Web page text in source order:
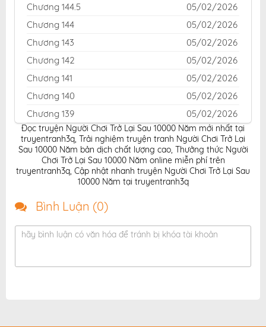
Chương 144.5
05/02/2026
Chương 144
05/02/2026
Chương 143
05/02/2026
Chương 142
05/02/2026
Chương 141
05/02/2026
Chương 140
05/02/2026
Chương 139
05/02/2026
Chương 138
05/02/2026
Chương 137
05/02/2026
Chương 136
05/02/2026
05/02/2026
Chương 134
Chương 132
05/02/2026
Đọc truyện Người Chơi Trở Lại Sau 10000 Năm mới nhất tại
truyentranh3q, Trải nghiệm truyện tranh Người Chơi Trở Lại
Sau 10000 Năm bản dịch chất lượng cao, Thưởng thức Người
Chơi Trở Lại Sau 10000 Năm online miễn phí trên
truyentranh3q, Cập nhật nhanh truyện Người Chơi Trở Lại Sau
10000 Năm tại truyentranh3q
Bình Luận (0)
hãy bình luận có văn hóa để tránh bị khóa tài khoản